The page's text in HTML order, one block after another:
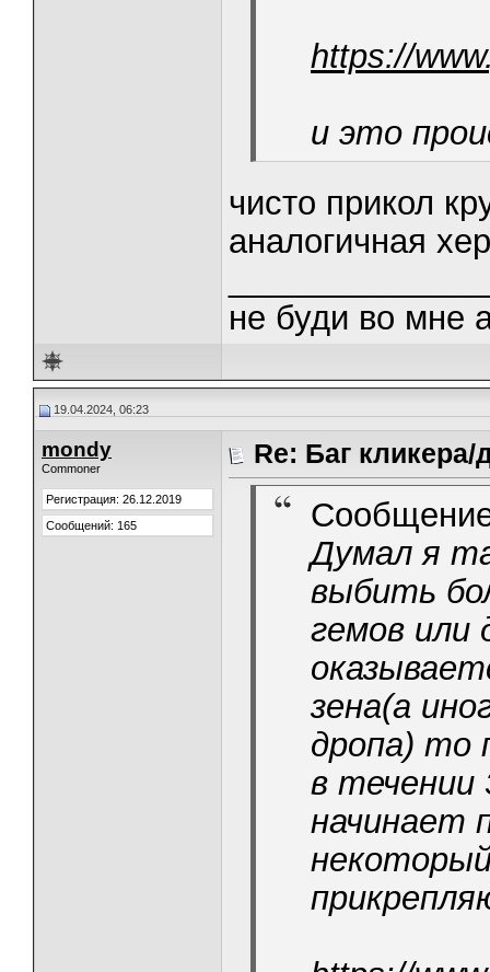
https://
и это
чисто прикол
аналогичная
не буди во мне
19.04.2024, 06:23
mondy
Commoner
Регистрация: 26.12.2019
Сообщений: 165
Re: Баг кликера/
Думал я
выбить
гемов или
зена(а
дропа) то
в течении
начинает